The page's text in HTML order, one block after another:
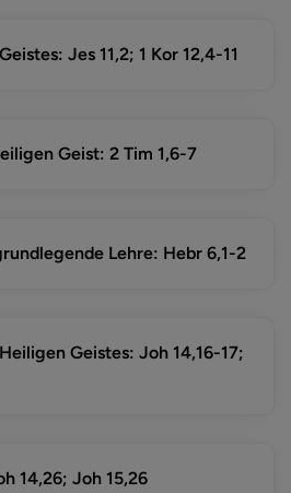
Jes 11,2; 1 Kor 12,4-11
Geist: 2 Tim 1,6-7
Lehre: Hebr 6,1-2
Geistes: Joh 14,16-17;
14,26; Joh 15,26